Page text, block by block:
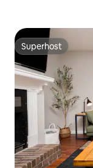
Superhost
Superhost